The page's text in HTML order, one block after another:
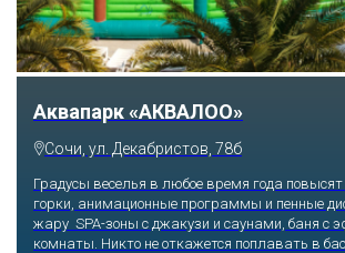
Аквапарк «АКВАЛОО»
Сочи, ул. Декабристов, 78б
Градусы веселья в любое время года
горки, анимационные программы и пенные
жару SPA-зоны с джакузи и саунами, баня с
комнаты. Никто не откажется поплавать в